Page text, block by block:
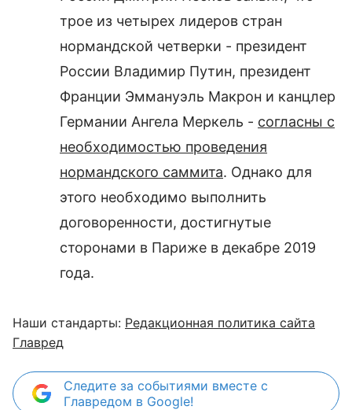
трое из четырех лидеров стран
нормандской четверки - президент
России Владимир Путин, президент
Франции Эммануэль Макрон и канцлер
Германии Ангела Меркель - согласны с
необходимостью проведения
нормандского саммита. Однако для
этого необходимо выполнить
договоренности, достигнутые
сторонами в Париже в декабре 2019
года.
Наши стандарты: Редакционная политика сайта
Главред
Следите за событиями вместе с
Главредом в Google!